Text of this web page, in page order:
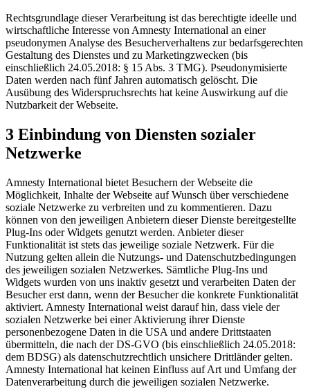
Rechtsgrundlage dieser Verarbeitung ist das berechtigte ideelle und
wirtschaftliche Interesse von Amnesty International an einer
pseudonymen Analyse des Besucherverhaltens zur bedarfsgerechten
Gestaltung des Dienstes und zu Marketingzwecken (bis
einschließlich 24.05.2018: § 15 Abs. 3 TMG). Pseudonymisierte
Daten werden nach fünf Jahren automatisch gelöscht. Die
Ausübung des Widerspruchsrechts hat keine Auswirkung auf die
Nutzbarkeit der Webseite.
3 Einbindung von Diensten sozialer
Netzwerke
Amnesty International bietet Besuchern der Webseite die
Möglichkeit, Inhalte der Webseite auf Wunsch über verschiedene
soziale Netzwerke zu verbreiten und zu kommentieren. Dazu
können von den jeweiligen Anbietern dieser Dienste bereitgestellte
Plug-Ins oder Widgets genutzt werden. Anbieter dieser
Funktionalität ist stets das jeweilige soziale Netzwerk. Für die
Nutzung gelten allein die Nutzungs- und Datenschutzbedingungen
des jeweiligen sozialen Netzwerkes. Sämtliche Plug-Ins und
Widgets wurden von uns inaktiv gesetzt und verarbeiten Daten der
Besucher erst dann, wenn der Besucher die konkrete Funktionalität
aktiviert. Amnesty International weist darauf hin, dass viele der
sozialen Netzwerke bei einer Aktivierung ihrer Dienste
personenbezogene Daten in die USA und andere Drittstaaten
übermitteln, die nach der DS-GVO (bis einschließlich 24.05.2018:
dem BDSG) als datenschutzrechtlich unsichere Drittländer gelten.
Amnesty International hat keinen Einfluss auf Art und Umfang der
Datenverarbeitung durch die jeweiligen sozialen Netzwerke.